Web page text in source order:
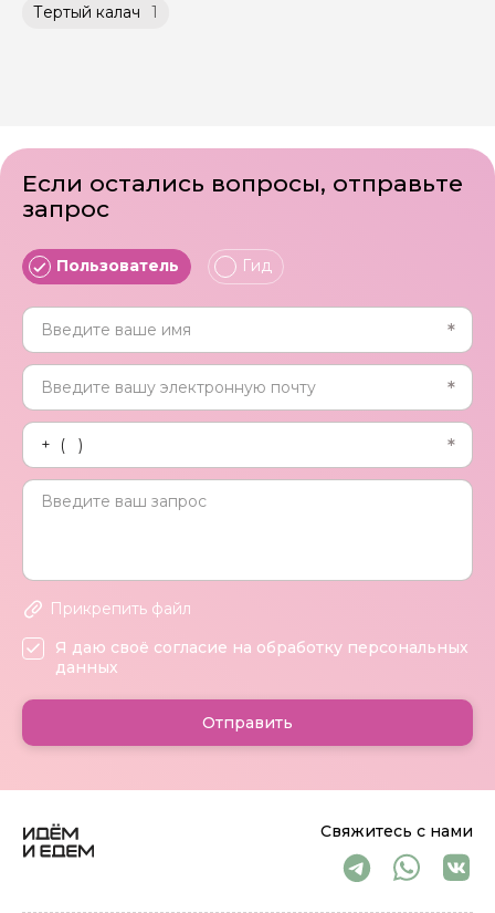
Тертый калач 1
Свяжитесь с нами
Если остались вопросы, отправьте
запрос
Пользователь Гид
Прикрепить файл
Я даю своё согласие на обработку персональных
данных
Отправить